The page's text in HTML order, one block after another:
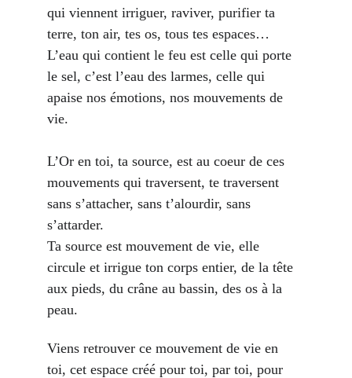
qui viennent irriguer, raviver, purifier ta
terre, ton air, tes os, tous tes espaces…
L’eau qui contient le feu est celle qui porte
le sel, c’est l’eau des larmes, celle qui
apaise nos émotions, nos mouvements de
vie.
L’Or en toi, ta source, est au coeur de ces
mouvements qui traversent, te traversent
sans s’attacher, sans t’alourdir, sans
s’attarder.
Ta source est mouvement de vie, elle
circule et irrigue ton corps entier, de la tête
aux pieds, du crâne au bassin, des os à la
peau.
Viens retrouver ce mouvement de vie en
toi, cet espace créé pour toi, par toi, pour